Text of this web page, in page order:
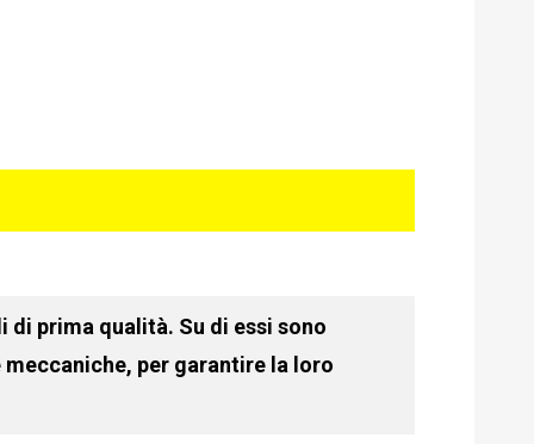
prima qualità. Su di essi sono
per garantire la loro